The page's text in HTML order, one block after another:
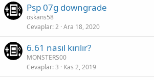
Psp 07g downgrade
oskans58
Cevaplar 2 Ara 18, 2020
6.61 nasıl kırılır?
MONSTERS00
Cevaplar 3 Kas 2, 2019